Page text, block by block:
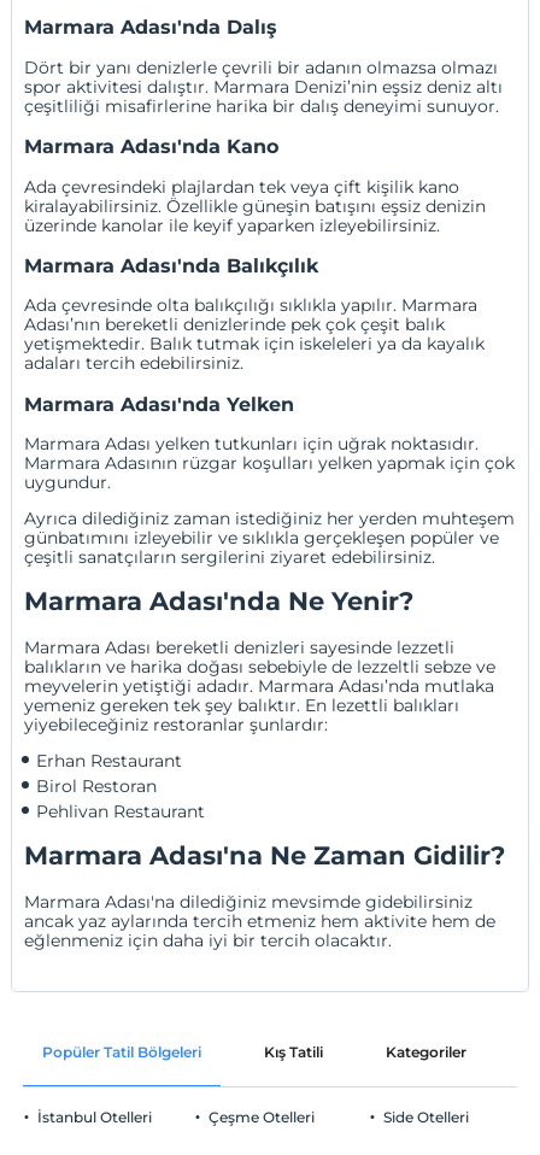
Marmara Adası'nda Dalış
Dört bir yanı denizlerle çevrili bir adanın olmazsa olmazı
spor aktivitesi dalıştır. Marmara Denizi’nin eşsiz deniz altı
çeşitliliği misafirlerine harika bir dalış deneyimi sunuyor.
Marmara Adası'nda Kano
Ada çevresindeki plajlardan tek veya çift kişilik kano
kiralayabilirsiniz. Özellikle güneşin batışını eşsiz denizin
üzerinde kanolar ile keyif yaparken izleyebilirsiniz.
Marmara Adası'nda Balıkçılık
Ada çevresinde olta balıkçılığı sıklıkla yapılır. Marmara
Adası’nın bereketli denizlerinde pek çok çeşit balık
yetişmektedir. Balık tutmak için iskeleleri ya da kayalık
adaları tercih edebilirsiniz.
Marmara Adası'nda Yelken
Marmara Adası yelken tutkunları için uğrak noktasıdır.
Marmara Adasının rüzgar koşulları yelken yapmak için çok
uygundur.
Ayrıca dilediğiniz zaman istediğiniz her yerden muhteşem
günbatımını izleyebilir ve sıklıkla gerçekleşen popüler ve
çeşitli sanatçıların sergilerini ziyaret edebilirsiniz.
Marmara Adası'nda Ne Yenir?
Marmara Adası bereketli denizleri sayesinde lezzetli
balıkların ve harika doğası sebebiyle de lezzeltli sebze ve
meyvelerin yetiştiği adadır. Marmara Adası’nda mutlaka
yemeniz gereken tek şey balıktır. En lezettli balıkları
yiyebileceğiniz restoranlar şunlardır:
Erhan Restaurant
Birol Restoran
Pehlivan Restaurant
Marmara Adası'na Ne Zaman Gidilir?
Marmara Adası'na dilediğiniz mevsimde gidebilirsiniz
ancak yaz aylarında tercih etmeniz hem aktivite hem de
eğlenmeniz için daha iyi bir tercih olacaktır.
Popüler Tatil Bölgeleri Kış Tatili Kategoriler
İstanbul Otelleri Çeşme Otelleri Side Otelleri